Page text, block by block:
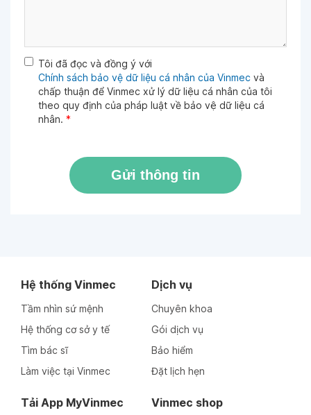
Tôi đã đọc và đồng ý với
Chính sách bảo vệ dữ liệu cá nhân của Vinmec và
chấp thuận để Vinmec xử lý dữ liệu cá nhân của tôi
theo quy định của pháp luật về bảo vệ dữ liệu cá
nhân. *
Gửi thông tin
Hệ thống Vinmec
Tầm nhìn sứ mệnh
Hệ thống cơ sở y tế
Tìm bác sĩ
Làm việc tại Vinmec
Dịch vụ
Chuyên khoa
Gói dịch vụ
Bảo hiểm
Đặt lịch hẹn
Tải App MyVinmec Vinmec shop